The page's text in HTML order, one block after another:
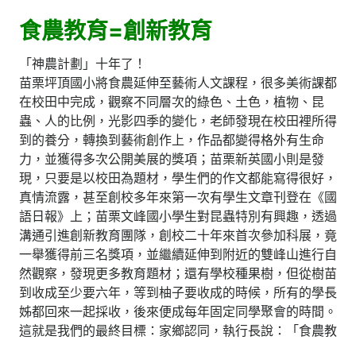
食農教育=創新教育
「神農計劃」十年了！
苗栗坪頂國小將食農延伸至藝術人文課程，很多美術課都
在校田中完成，觀察不同層次的綠色、土色，植物、昆
蟲、人的比例，光影四季的變化，老師發現在校田裡所得
到的養分，轉換到藝術創作上，作品都變得格外有生命
力，並獲得多次公開美展的獎項；苗栗新英國小則是發
現，只要是以校田為題材，學生們的作文都能寫得很好，
真情流露，甚至創校多年來第一次有學生文章刊登在《國
語日報》上；苗栗文峰國小學生對昆蟲特別有興趣，透過
溝通引進創新教育團隊，創校二十年來首次參加科展，竟
一舉獲得前三名獎項，並繼續延伸到附近的雙峰山進行自
然觀察，發現更多教育題材；還有學校種果樹，但從樹苗
到收成至少要六年，等到柚子要收成的時候，所有的學長
姊都回來一起採收，後來便成每年固定同學聚會的時間。
這就是我們的最終目標：家鄉認同，執行長說：「食農教